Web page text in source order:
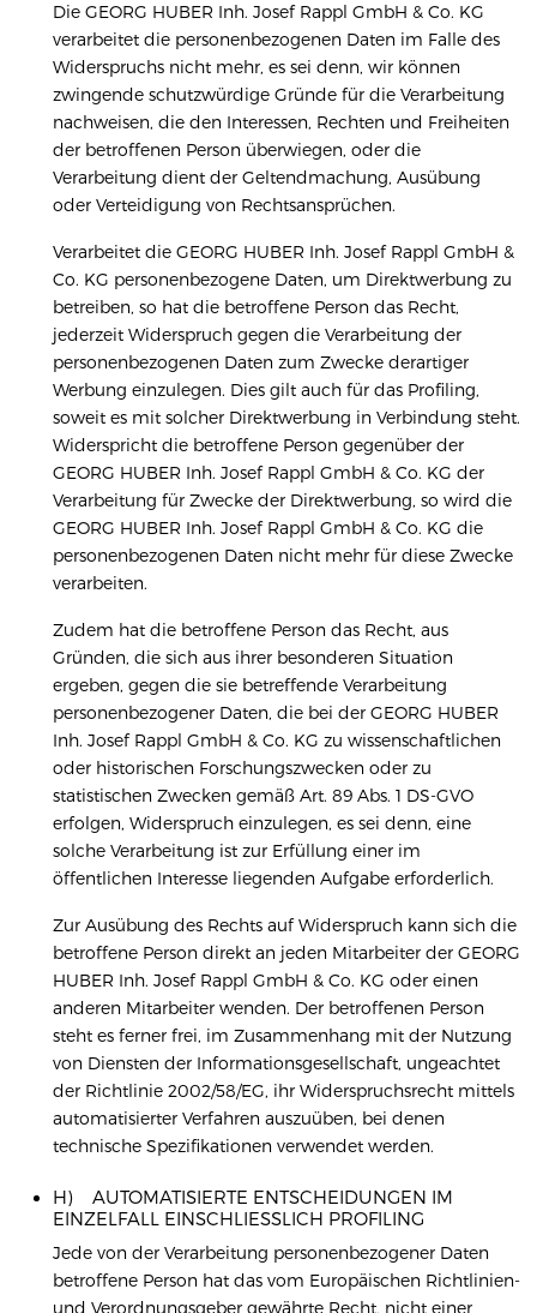
Die GEORG HUBER Inh. Josef Rappl GmbH & Co. KG
verarbeitet die personenbezogenen Daten im Falle des
Widerspruchs nicht mehr, es sei denn, wir können
zwingende schutzwürdige Gründe für die Verarbeitung
nachweisen, die den Interessen, Rechten und Freiheiten
der betroffenen Person überwiegen, oder die
Verarbeitung dient der Geltendmachung, Ausübung
oder Verteidigung von Rechtsansprüchen.
Verarbeitet die GEORG HUBER Inh. Josef Rappl GmbH &
Co. KG personenbezogene Daten, um Direktwerbung zu
betreiben, so hat die betroffene Person das Recht,
jederzeit Widerspruch gegen die Verarbeitung der
personenbezogenen Daten zum Zwecke derartiger
Werbung einzulegen. Dies gilt auch für das Profiling,
soweit es mit solcher Direktwerbung in Verbindung steht.
Widerspricht die betroffene Person gegenüber der
GEORG HUBER Inh. Josef Rappl GmbH & Co. KG der
Verarbeitung für Zwecke der Direktwerbung, so wird die
GEORG HUBER Inh. Josef Rappl GmbH & Co. KG die
personenbezogenen Daten nicht mehr für diese Zwecke
verarbeiten.
Zudem hat die betroffene Person das Recht, aus
Gründen, die sich aus ihrer besonderen Situation
ergeben, gegen die sie betreffende Verarbeitung
personenbezogener Daten, die bei der GEORG HUBER
Inh. Josef Rappl GmbH & Co. KG zu wissenschaftlichen
oder historischen Forschungszwecken oder zu
statistischen Zwecken gemäß Art. 89 Abs. 1 DS-GVO
erfolgen, Widerspruch einzulegen, es sei denn, eine
solche Verarbeitung ist zur Erfüllung einer im
öffentlichen Interesse liegenden Aufgabe erforderlich.
Zur Ausübung des Rechts auf Widerspruch kann sich die
betroffene Person direkt an jeden Mitarbeiter der GEORG
HUBER Inh. Josef Rappl GmbH & Co. KG oder einen
anderen Mitarbeiter wenden. Der betroffenen Person
steht es ferner frei, im Zusammenhang mit der Nutzung
von Diensten der Informationsgesellschaft, ungeachtet
der Richtlinie 2002/58/EG, ihr Widerspruchsrecht mittels
automatisierter Verfahren auszuüben, bei denen
technische Spezifikationen verwendet werden.
H) AUTOMATISIERTE ENTSCHEIDUNGEN IM
EINZELFALL EINSCHLIESSLICH PROFILING
Jede von der Verarbeitung personenbezogener Daten
betroffene Person hat das vom Europäischen Richtlinien-
und Verordnungsgeber gewährte Recht, nicht einer